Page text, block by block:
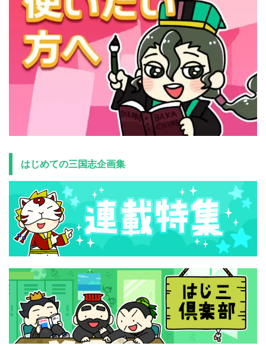
はじめての三国志企画集